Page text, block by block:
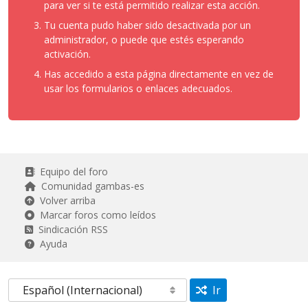
para ver si te está permitido realizar esta acción.
Tu cuenta pudo haber sido desactivada por un
administrador, o puede que estés esperando
activación.
Has accedido a esta página directamente en vez de
usar los formularios o enlaces adecuados.
Equipo del foro
Comunidad gambas-es
Volver arriba
Marcar foros como leídos
Sindicación RSS
Ayuda
Ir